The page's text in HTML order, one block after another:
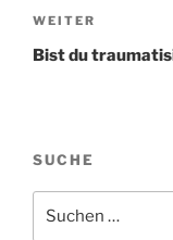
Nächster
Beitrag
WEITER
Bist du
SUCHE
nach: